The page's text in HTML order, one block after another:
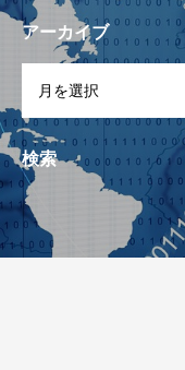
アーカイブ
検索